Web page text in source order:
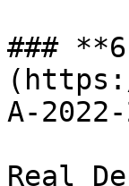
###
A-
Real